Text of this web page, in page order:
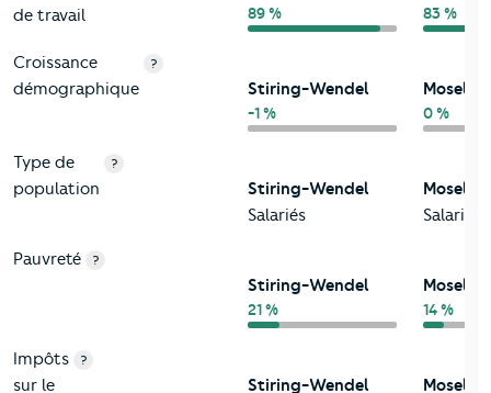
de travail
89 % 83 %
Croissance
démographique
?
Stiring-Wendel
-1 %
Moselle
0 %
Type de
population
?
Stiring-Wendel
Salariés
Moselle
Salariés
Pauvreté ?
Stiring-Wendel
21 %
Moselle
14 %
Impôts
sur le
?
Stiring-Wendel Moselle